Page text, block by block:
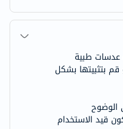
عدسات طبية
بتثبيتها بشكل
الوضوح
قيد الاستخدام